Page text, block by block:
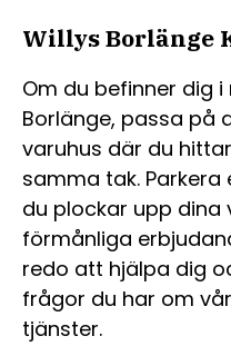
Willys Borlänge
Om du befinner dig
Borlänge, passa på
varuhus där du
samma tak.
du plockar upp
förmånliga
redo att hjälpa dig
frågor du har om
tjänster.